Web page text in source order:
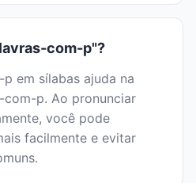
com-p"?
em sílabas ajuda na
com-p. Ao pronunciar
você pode
facilmente e evitar